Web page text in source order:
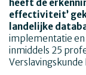
heeft de
effectiviteit’
landelijke
implementatie en
inmiddels 25
Verslavingskunde